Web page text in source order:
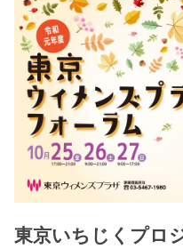
東京いちじくプロ